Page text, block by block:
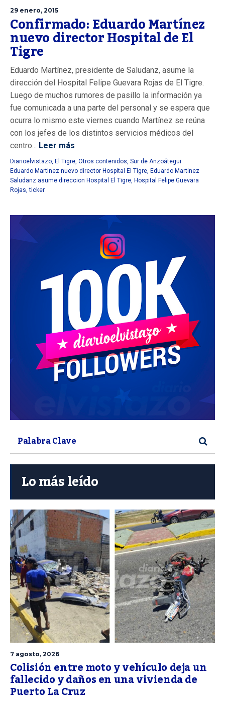
29 enero, 2015
Confirmado: Eduardo Martínez
nuevo director Hospital de El
Tigre
Eduardo Martínez, presidente de Saludanz, asume la
dirección del Hospital Felipe Guevara Rojas de El Tigre.
Luego de muchos rumores de pasillo la información ya
fue comunicada a una parte del personal y se espera que
ocurra lo mismo este viernes cuando Martínez se reúna
con los jefes de los distintos servicios médicos del
centro... Leer más
Diarioelvistazo, El Tigre, Otros contenidos, Sur de Anzoátegui
Eduardo Martinez nuevo director Hospital El Tigre, Eduardo Martinez
Saludanz asume direccion Hospital El Tigre, Hospital Felipe Guevara
Rojas,ticker
Lo más leído
7 agosto, 2026
Colisión entre moto y vehículo deja un
fallecido y daños en una vivienda de
Puerto La Cruz